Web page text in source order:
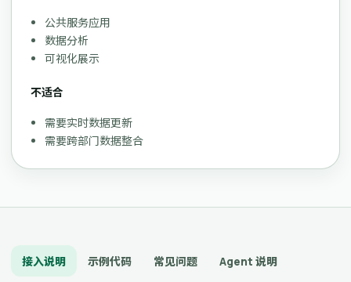
公共服务应用
数据分析
可视化展示
不适合
需要实时数据更新
需要跨部门数据整合
接入说明 示例代码 常见问题 Agent 说明